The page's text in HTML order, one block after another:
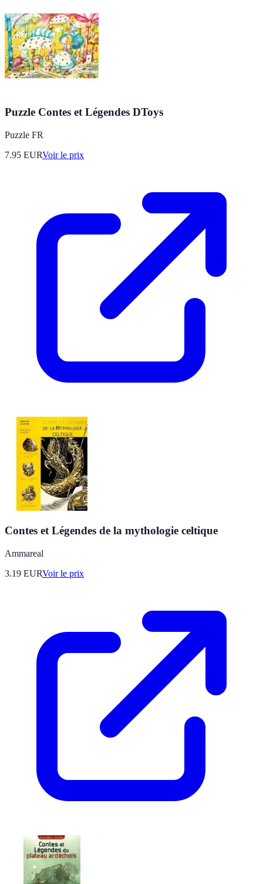
Puzzle Contes et Légendes DToys
Puzzle FR
7.95 EURVoir le prix
Contes et Légendes de la mythologie celtique
Ammareal
3.19 EURVoir le prix